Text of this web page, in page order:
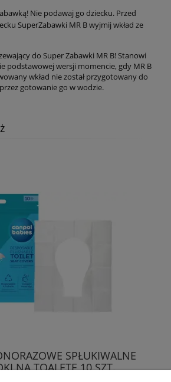
Nie podawaj go dziecku. Przed
SuperZabawki MR B wyjmij wkład ze
do Super Zabawki MR B! Stanowi
podstawowej wersji momencie, gdy MR B
wkład nie został przygotowany do
gotowanie go w wodzie.
SPŁUKIWALNE
NA TOALETĘ 10 SZT.